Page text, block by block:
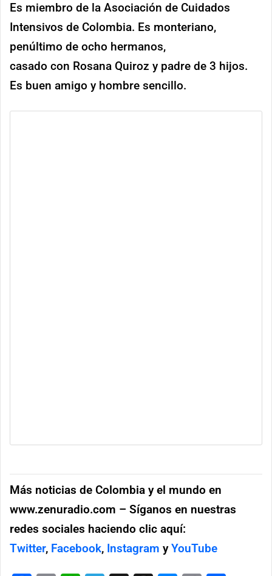
Es miembro de la Asociación de Cuidados
Intensivos de Colombia. Es monteriano,
penúltimo de ocho hermanos,
casado con Rosana Quiroz y padre de 3 hijos.
Es buen amigo y hombre sencillo.
Más noticias de Colombia y el mundo en
www.zenuradio.com – Síganos en nuestras
redes sociales haciendo clic aquí:
Twitter, Facebook, Instagram yYouTube